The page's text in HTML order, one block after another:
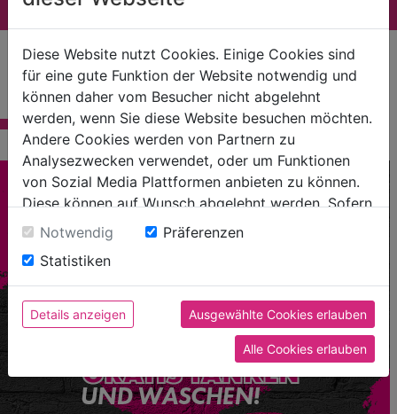
News
Diese Website nutzt Cookies. Einige Cookies sind
für eine gute Funktion der Website notwendig und
können daher vom Besucher nicht abgelehnt
werden, wenn Sie diese Website besuchen möchten.
Andere Cookies werden von Partnern zu
Analysezwecken verwendet, oder um Funktionen
von Sozial Media Plattformen anbieten zu können.
Diese können auf Wunsch abgelehnt werden. Sofern
sie unsere Webseite weiter nutzen, geben Sie
Einwilligung zu unseren Cookies.
Notwendig
Präferenzen
Statistiken
Details anzeigen Ausgewählte Cookies erlauben
Alle Cookies erlauben